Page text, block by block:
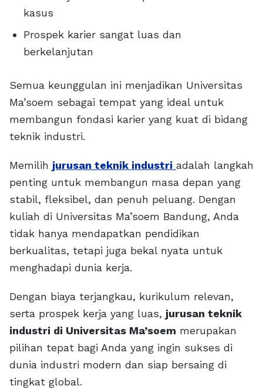
kasus
Prospek karier sangat luas dan
berkelanjutan
Semua keunggulan ini menjadikan Universitas
Ma’soem sebagai tempat yang ideal untuk
membangun fondasi karier yang kuat di bidang
teknik industri.
Memilih jurusan teknik industri adalah langkah
penting untuk membangun masa depan yang
stabil, fleksibel, dan penuh peluang. Dengan
kuliah di Universitas Ma’soem Bandung, Anda
tidak hanya mendapatkan pendidikan
berkualitas, tetapi juga bekal nyata untuk
menghadapi dunia kerja.
Dengan biaya terjangkau, kurikulum relevan,
serta prospek kerja yang luas, jurusan teknik
industri di Universitas Ma’soem merupakan
pilihan tepat bagi Anda yang ingin sukses di
dunia industri modern dan siap bersaing di
tingkat global.